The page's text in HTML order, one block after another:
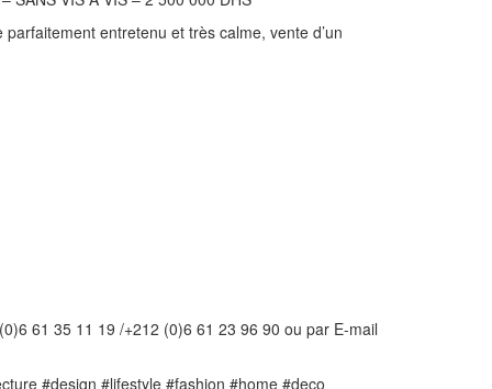
entretenu et très calme, vente d’un
61 35 11 19 /+212 (0)6 61 23 96 90 ou par E-mail
#design #lifestyle #fashion #home #deco